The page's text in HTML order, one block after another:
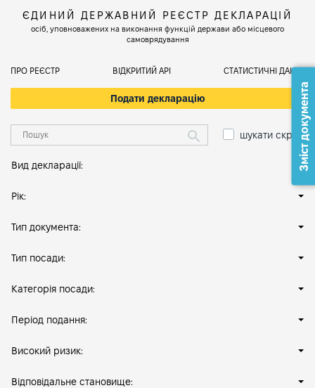
ЄДИНИЙ ДЕРЖАВНИЙ РЕЄСТР ДЕКЛАРАЦІЙ
осіб, уповноважених на виконання функцій держави або місцевого
самоврядування
ПРО РЕЄСТР ВІДКРИТИЙ АРІ СТАТИСТИЧНІ ДАНІ
Подати декларацію
шукати скрізь
Вид декларації:
Рік:
Тип документа:
Тип посади:
Категорія посади:
Період подання:
Високий ризик:
Відповідальне становище:
Зміст документа